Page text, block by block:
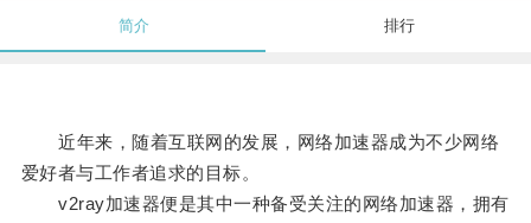
简介 排行
近年来，随着互联网的发展，网络加速器成为不少网络
爱好者与工作者追求的目标。
v2ray加速器便是其中一种备受关注的网络加速器，拥有